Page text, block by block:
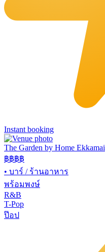
Instant booking
The Garden by Home Ekkamai
฿฿฿฿
• บาร์ / ร้านอาหาร
พร้อมพงษ์
R&B
T-Pop
ป๊อป